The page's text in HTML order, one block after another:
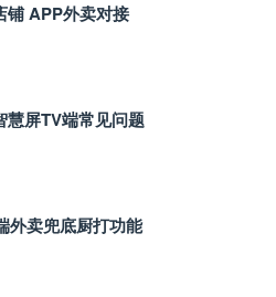
铺 APP外卖对接
慧屏TV端常见问题
外卖兜底厨打功能